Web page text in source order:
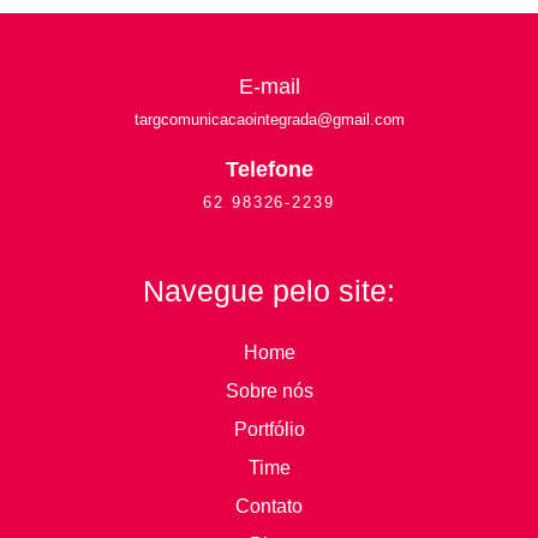
E-mail
targcomunicacaointegrada@gmail.com
Telefone
62 98326-2239
Navegue pelo site:
Home
Sobre nós
Portfólio
Time
Contato